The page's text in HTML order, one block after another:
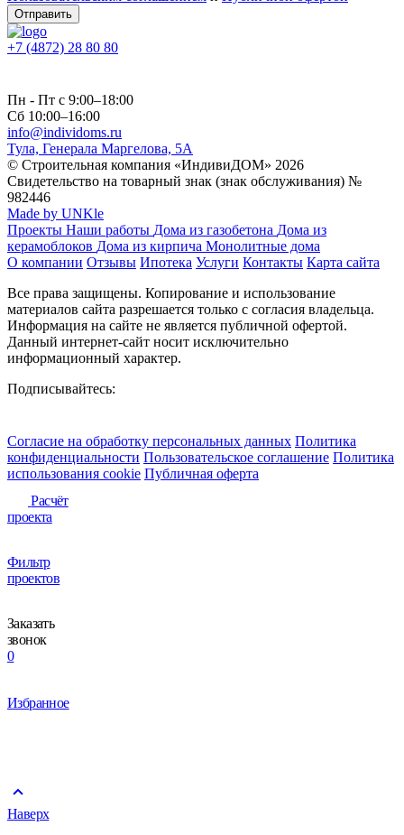
Отправить
+7 (4872) 28 80 80
Пн - Пт с 9:00–18:00
Сб 10:00–16:00
info@individoms.ru
Тула, Генерала Маргелова, 5А
© Строительная компания «ИндивиДОМ» 2026
Свидетельство на товарный знак (знак обслуживания) №
982446
Made by UNKle
Проекты Наши работы Дома из газобетона Дома из
керамоблоков Дома из кирпича Монолитные дома
О компании Отзывы Ипотека Услуги Контакты Карта сайта
Все права защищены. Копирование и использование
материалов сайта разрешается только с согласия владельца.
Информация на сайте не является публичной офертой.
Данный интернет-сайт носит исключительно
информационный характер.
Подписывайтесь:
Согласие на обработку персональных данных Политика
конфиденциальности Пользовательское соглашение Политика
использования сookie Публичная оферта
Расчёт
проекта
Фильтр
проектов
Заказать
звонок
0
Избранное
Наверх